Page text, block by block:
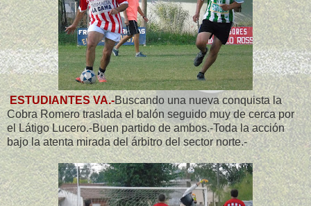
ESTUDIANTES VA.-Buscando una nueva conquista la
Cobra Romero traslada el balón seguido muy de cerca por
el Látigo Lucero.-Buen partido de ambos.-Toda la acción
bajo la atenta mirada del árbitro del sector norte.-